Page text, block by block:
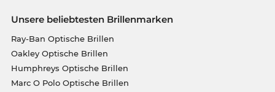
Unsere beliebtesten Brillenmarken
Ray-Ban Optische Brillen
Oakley Optische Brillen
Humphreys Optische Brillen
Marc O Polo Optische Brillen